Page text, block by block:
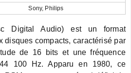
Sony, Philips
Digital Audio) est un format
disques compacts, caractérisé par
de 16 bits et une fréquence
100 Hz. Apparu en 1980, ce